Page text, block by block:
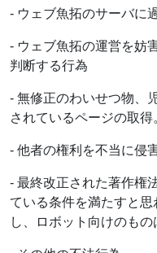
- ウェブ魚拓のサーバに
- ウェブ魚拓の運営を妨
判断する行為
- 無修正のわいせつ物、
されているページの取得
- 他者の権利を不当に侵
- 最終改正された著作権
ている条件を満たすと
し、ロボット向けのも